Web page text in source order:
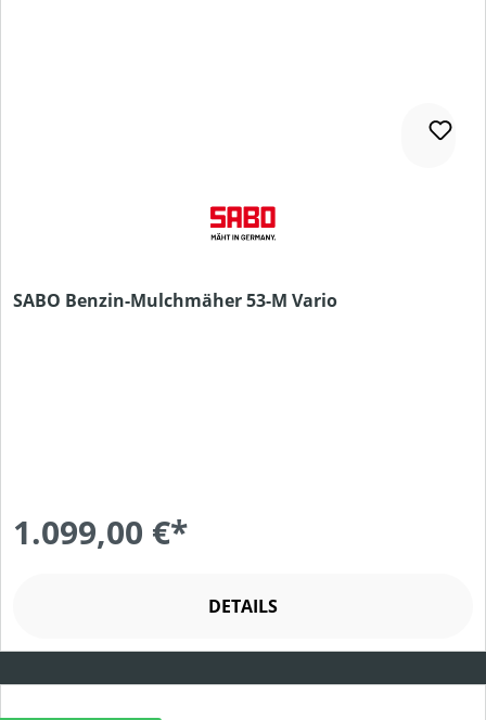
SABO Benzin-Mulchmäher 53-M Vario
1.099,00 €*
DETAILS